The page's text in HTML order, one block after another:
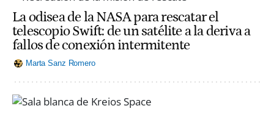
La odisea de la NASA para rescatar el
telescopio Swift: de un satélite a la deriva a
fallos de conexión intermitente
Marta Sanz Romero